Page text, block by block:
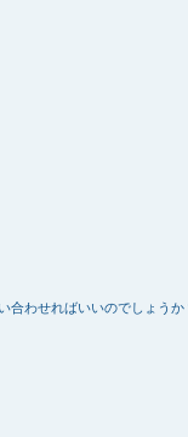
合わせればいいのでしょうか